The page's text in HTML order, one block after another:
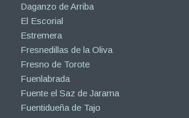
Daganzo de Arriba
El Escorial
Estremera
Fresnedillas de la Oliva
Fresno de Torote
Fuenlabrada
Fuente el Saz de Jarama
Fuentidueña de Tajo